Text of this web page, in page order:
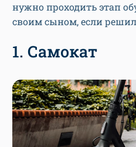
нужно проходить этап
своим сыном, если
1. Самокат